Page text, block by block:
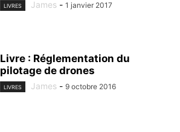
LIVRES James - 1 janvier 2017
Livre : Réglementation du
pilotage de drones
LIVRES James - 9 octobre 2016